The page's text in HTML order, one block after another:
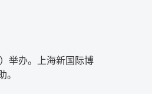
举办。上海新国际博
。